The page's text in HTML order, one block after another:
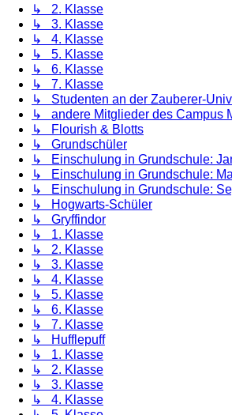
↳ 2. Klasse
↳ 3. Klasse
↳ 4. Klasse
↳ 5. Klasse
↳ 6. Klasse
↳ 7. Klasse
↳ Studenten an der Zauberer-
↳ andere Mitglieder des Campus
↳ Flourish & Blotts
↳ Grundschüler
↳ Einschulung in Grundschule:
↳ Einschulung in Grundschule:
↳ Einschulung in Grundschule:
↳ Hogwarts-Schüler
↳ Gryffindor
↳ 1. Klasse
↳ 2. Klasse
↳ 3. Klasse
↳ 4. Klasse
↳ 5. Klasse
↳ 6. Klasse
↳ 7. Klasse
↳ Hufflepuff
↳ 1. Klasse
↳ 2. Klasse
↳ 3. Klasse
↳ 4. Klasse